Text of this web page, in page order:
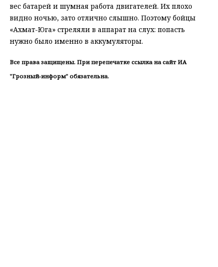
вес батарей и шумная работа двигателей. Их плохо
видно ночью, зато отлично слышно. Поэтому бойцы
«Ахмат-Юга» стреляли в аппарат на слух: попасть
нужно было именно в аккумуляторы.
Все права защищены. При перепечатке ссылка на сайт ИА
"Грозный-информ" обязательна.